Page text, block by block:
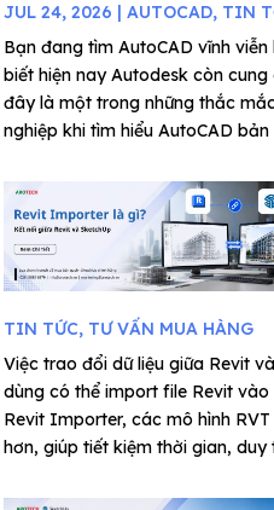
JUL 24, 2026 | AUTOCAD, TIN
Bạn đang tìm AutoCAD vĩnh
biết hiện nay Autodesk còn
đây là một trong những thắc
nghiệp khi tìm hiểu AutoCAD
TIN TỨC, TƯ VẤN MUA HÀNG
Việc trao đổi dữ liệu giữa Revit
dùng có thể import file Revit
Revit Importer, các mô hình
hơn, giúp tiết kiệm thời gian, duy